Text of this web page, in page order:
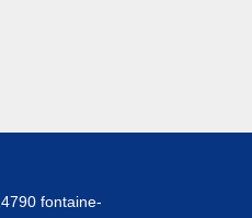
fontaine-